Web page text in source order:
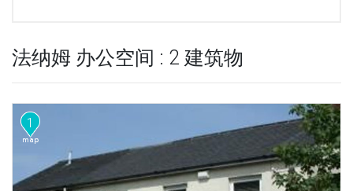
法纳姆 办公空间 : 2 建筑物
1